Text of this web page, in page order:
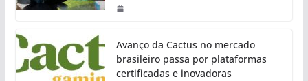
Avanço da Cactus no mercado
brasileiro passa por plataformas
certificadas e inovadoras